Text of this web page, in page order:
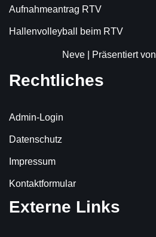
Aufnahmeantrag RTV
Hallenvolleyball beim RTV
Neve | Präsentiert von
Rechtliches
Admin-Login
Datenschutz
Impressum
Kontaktformular
Externe Links